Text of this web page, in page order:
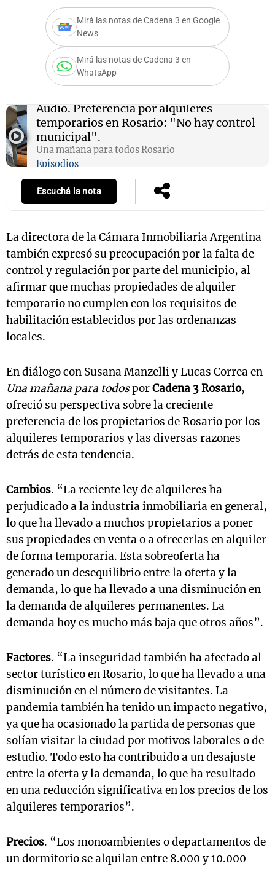
Mirá las notas de Cadena 3 en Google
News
Mirá las notas de Cadena 3 en
WhatsApp
Audio. Preferencia por alquileres
temporarios en Rosario: "No hay control
municipal".
Una mañana para todos Rosario
Episodios
Escuchá la nota
La directora de la Cámara Inmobiliaria Argentina
también expresó su preocupación por la falta de
control y regulación por parte del municipio, al
afirmar que muchas propiedades de alquiler
temporario no cumplen con los requisitos de
habilitación establecidos por las ordenanzas
locales.
En diálogo con Susana Manzelli y Lucas Correa en
Una mañana para todosporCadena 3 Rosario,
ofreció su perspectiva sobre la creciente
preferencia de los propietarios de Rosario por los
alquileres temporarios y las diversas razones
detrás de esta tendencia.
Cambios. “La reciente ley de alquileres ha
perjudicado a la industria inmobiliaria en general,
lo que ha llevado a muchos propietarios a poner
sus propiedades en venta o a ofrecerlas en alquiler
de forma temporaria. Esta sobreoferta ha
generado un desequilibrio entre la oferta y la
demanda, lo que ha llevado a una disminución en
la demanda de alquileres permanentes. La
demanda hoy es mucho más baja que otros años”.
Factores. “La inseguridad también ha afectado al
sector turístico en Rosario, lo que ha llevado a una
disminución en el número de visitantes. La
pandemia también ha tenido un impacto negativo,
ya que ha ocasionado la partida de personas que
solían visitar la ciudad por motivos laborales o de
estudio. Todo esto ha contribuido a un desajuste
entre la oferta y la demanda, lo que ha resultado
en una reducción significativa en los precios de los
alquileres temporarios”.
Precios. “Los monoambientes o departamentos de
un dormitorio se alquilan entre 8.000 y 10.000
Notas
Mundial 2026
La Sole en